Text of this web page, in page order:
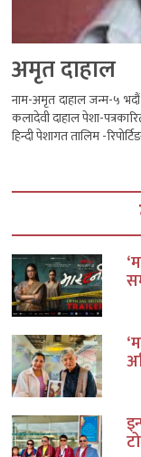
अमृत दाहाल
नाम-अमृत दाहाल जन्म-५ भदौं
कलादेवी दाहाल पेशा-
हिन्दी पेशागत तालिम -